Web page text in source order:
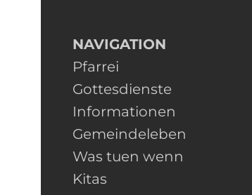
NAVIGATION
Pfarrei
Gottesdienste
Informationen
Gemeindeleben
Was tuen wenn
Kitas